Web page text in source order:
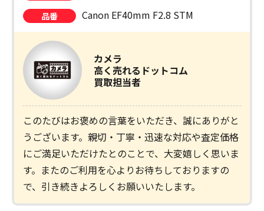
品番 Canon EF40mm F2.8 STM
カメラ
高く売れるドットコム
買取担当者
このたびはお褒めの言葉をいただき、誠にありがと
うございます。親切・丁寧・迅速な対応や査定価格
にご満足いただけたとのことで、大変嬉しく思いま
す。またのご利用を心よりお待ちしておりますの
で、引き続きよろしくお願いいたします。